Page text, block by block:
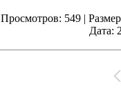
Просмотров: 549 |
Дата: